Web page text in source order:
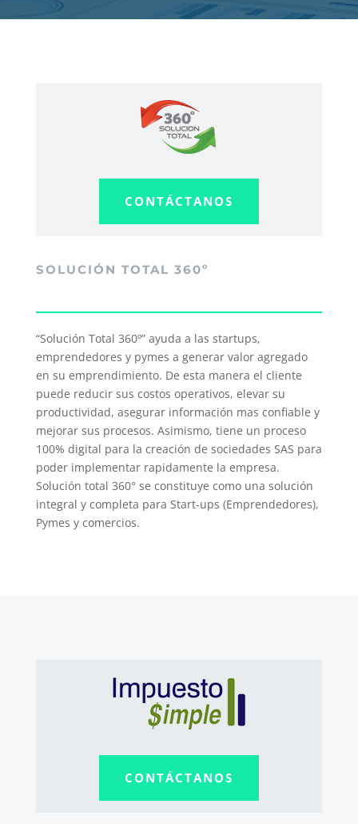
CONTÁCTANOS
SOLUCIÓN TOTAL 360º
“Solución Total 360º” ayuda a las startups,
emprendedores y pymes a generar valor agregado
en su emprendimiento. De esta manera el cliente
puede reducir sus costos operativos, elevar su
productividad, asegurar información mas confiable y
mejorar sus procesos. Asimismo, tiene un proceso
100% digital para la creación de sociedades SAS para
poder implementar rapidamente la empresa.
Solución total 360° se constituye como una solución
integral y completa para Start-ups (Emprendedores),
Pymes y comercios.
CONTÁCTANOS